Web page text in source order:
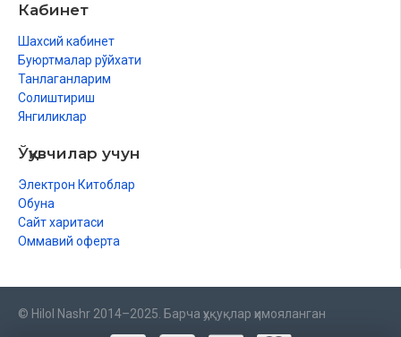
Кабинет
Шахсий кабинет
Буюртмалар рўйхати
Танлаганларим
Солиштириш
Янгиликлар
Ўқувчилар учун
Электрон Китоблар
Обуна
Сайт харитаси
Оммавий оферта
© Hilol Nashr 2014–2025. Барча ҳуқуқлар ҳимояланган